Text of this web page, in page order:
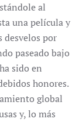
al
una película y
desvelos por
paseado bajo
sido en
honores.
global
y, lo más